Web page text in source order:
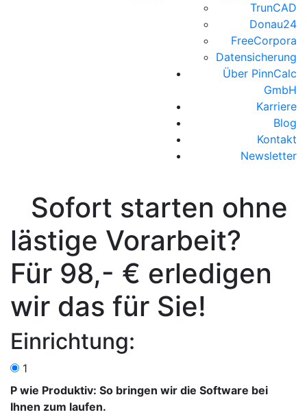
TrunCAD
Donau24
FreeCorpora
Datensicherung
Über PinnCalc
GmbH
Karriere
Blog
Kontakt
Newsletter
Sofort starten ohne
lästige Vorarbeit?
Für 98,- € erledigen
wir das für Sie!
Einrichtung:
1
P wie Produktiv: So bringen wir die Software bei
Ihnen zum laufen.